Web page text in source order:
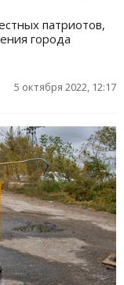
патриотов,
города
5 октября 2022, 12:17